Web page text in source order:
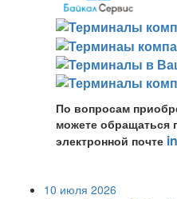
По вопросам
можете обращаться
электронной почте
10 июля 2026